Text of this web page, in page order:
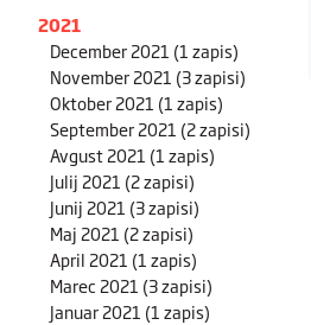
2021
December 2021 (1 zapis)
November 2021 (3 zapisi)
Oktober 2021 (1 zapis)
September 2021 (2 zapisi)
Avgust 2021 (1 zapis)
Julij 2021 (2 zapisi)
Junij 2021 (3 zapisi)
Maj 2021 (2 zapisi)
April 2021 (1 zapis)
Marec 2021 (3 zapisi)
Januar 2021 (1 zapis)